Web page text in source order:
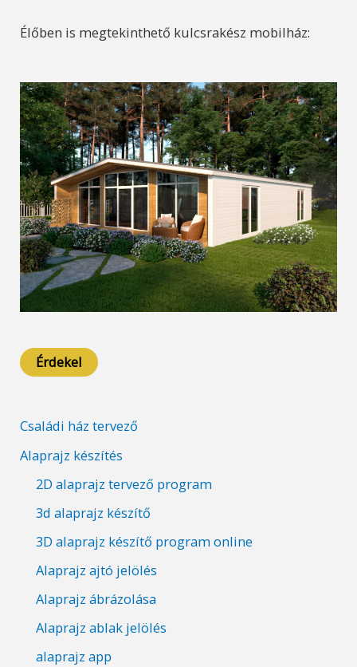
Élőben is megtekinthető kulcsrakész mobilház:
Érdekel
Családi ház tervező
Alaprajz készítés
2D alaprajz tervező program
3d alaprajz készítő
3D alaprajz készítő program online
Alaprajz ajtó jelölés
Alaprajz ábrázolása
Alaprajz ablak jelölés
alaprajz app